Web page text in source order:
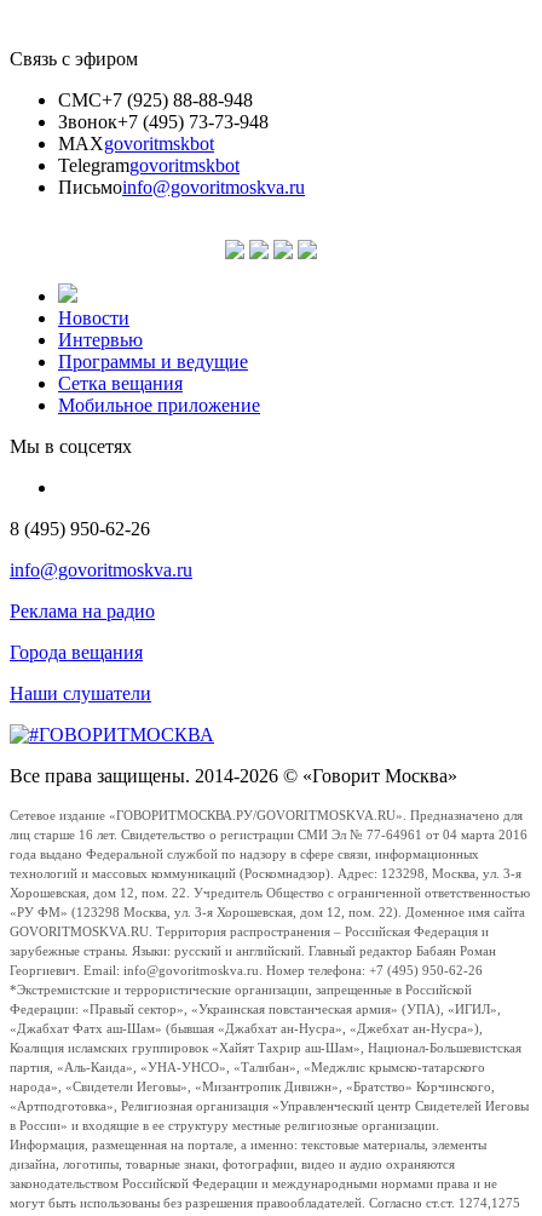
Связь с эфиром
СМС+7 (925) 88-88-948
Звонок+7 (495) 73-73-948
MAXgovoritmskbot
Telegramgovoritmskbot
Письмоinfo@govoritmoskva.ru
Новости
Интервью
Программы и ведущие
Сетка вещания
Мобильное приложение
Мы в соцсетях
8 (495) 950-62-26
info@govoritmoskva.ru
Реклама на радио
Города вещания
Наши слушатели
Все права защищены. 2014-2026 © «Говорит Москва»
Сетевое издание «ГОВОРИТМОСКВА.РУ/GOVORITMOSKVA.RU». Предназначено для
лиц старше 16 лет. Свидетельство о регистрации СМИ Эл № 77-64961 от 04 марта 2016
года выдано Федеральной службой по надзору в сфере связи, информационных
технологий и массовых коммуникаций (Роскомнадзор). Адрес: 123298, Москва, ул. 3-я
Хорошевская, дом 12, пом. 22. Учредитель Общество с ограниченной ответственностью
«РУ ФМ» (123298 Москва, ул. 3-я Хорошевская, дом 12, пом. 22). Доменное имя сайта
GOVORITMOSKVA.RU. Территория распространения – Российская Федерация и
зарубежные страны. Языки: русский и английский. Главный редактор Бабаян Роман
Георгиевич. Email: info@govoritmoskva.ru. Номер телефона: +7 (495) 950-62-26
*Экстремистские и террористические организации, запрещенные в Российской
Федерации: «Правый сектор», «Украинская повстанческая армия» (УПА), «ИГИЛ»,
«Джабхат Фатх аш-Шам» (бывшая «Джабхат ан-Нусра», «Джебхат ан-Нусра»),
Коалиция исламских группировок «Хайят Тахрир аш-Шам», Национал-Большевистская
партия, «Аль-Каида», «УНА-УНСО», «Талибан», «Меджлис крымско-татарского
народа», «Свидетели Иеговы», «Мизантропик Дивижн», «Братство» Корчинского,
«Артподготовка», Религиозная организация «Управленческий центр Свидетелей Иеговы
в России» и входящие в ее структуру местные религиозные организации.
Информация, размещенная на портале, а именно: текстовые материалы, элементы
дизайна, логотипы, товарные знаки, фотографии, видео и аудио охраняются
законодательством Российской Федерации и международными нормами права и не
могут быть использованы без разрешения правообладателей. Согласно ст.ст. 1274,1275